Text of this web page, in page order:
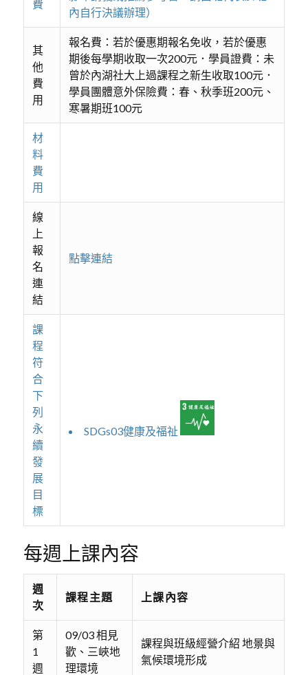
費
內自行決議辦理）
其
他
費
用
報名費：若於優惠期報名免收，若於優惠
期後每學期收取一次200元．學員證費：未
曾於內湖社大上過課程之新生收取100元．
學員團體意外保險費：春、秋季班200元、
寒暑期班100元
材
料
費
用
線
上
報
名
連
結
點擊連結
課
程
符
合
下
列
永
續
發
展
目
標
SDGs03健康及福祉
每週上課內容
週
次
課程主題 上課內容
第
1
週
09/03 相見
歡、三峽地
理環境
課程與班級經營介紹 地景與
氣候環境形成